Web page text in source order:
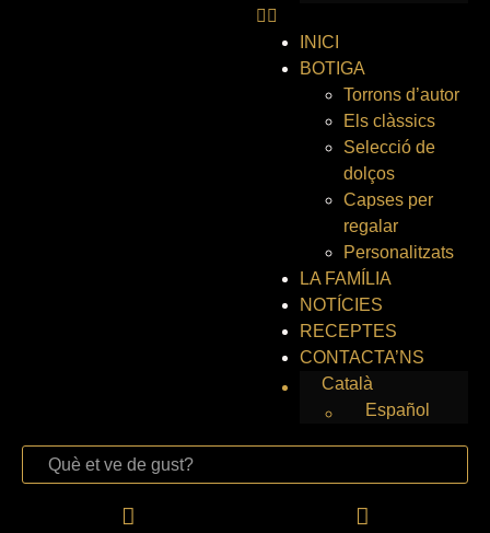
INICI
BOTIGA
Torrons d’autor
Els clàssics
Selecció de
dolços
Capses per
regalar
Personalitzats
LA FAMÍLIA
NOTÍCIES
RECEPTES
CONTACTA’NS
Català
Español